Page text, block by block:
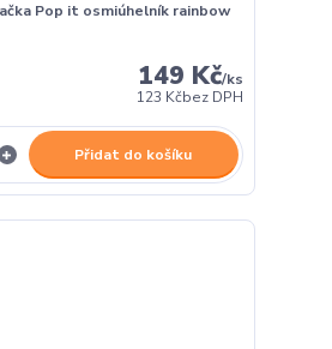
Pop it osmiúhelník rainbow
149 Kč/ks
123 Kčbez DPH
Přidat do košíku